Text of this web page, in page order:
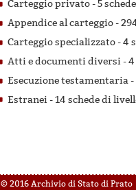
Carteggio privato -5
Appendice al carteggio -
Carteggio specializzato -4
Atti e documenti diversi -
Esecuzione testamentaria -
Estranei -14 schede di
© 2016 Archivio di Stato di Prato